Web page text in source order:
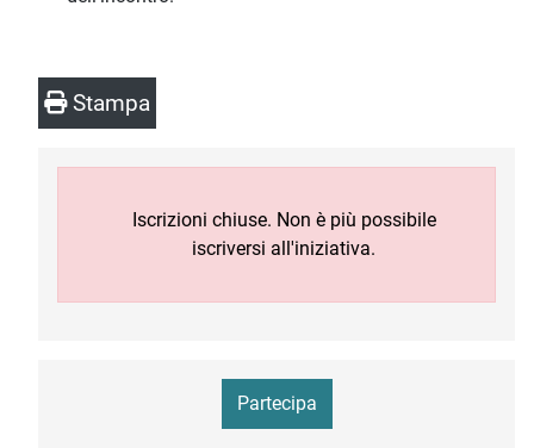
Stampa
Iscrizioni chiuse. Non è più possibile
iscriversi all'iniziativa.
Partecipa